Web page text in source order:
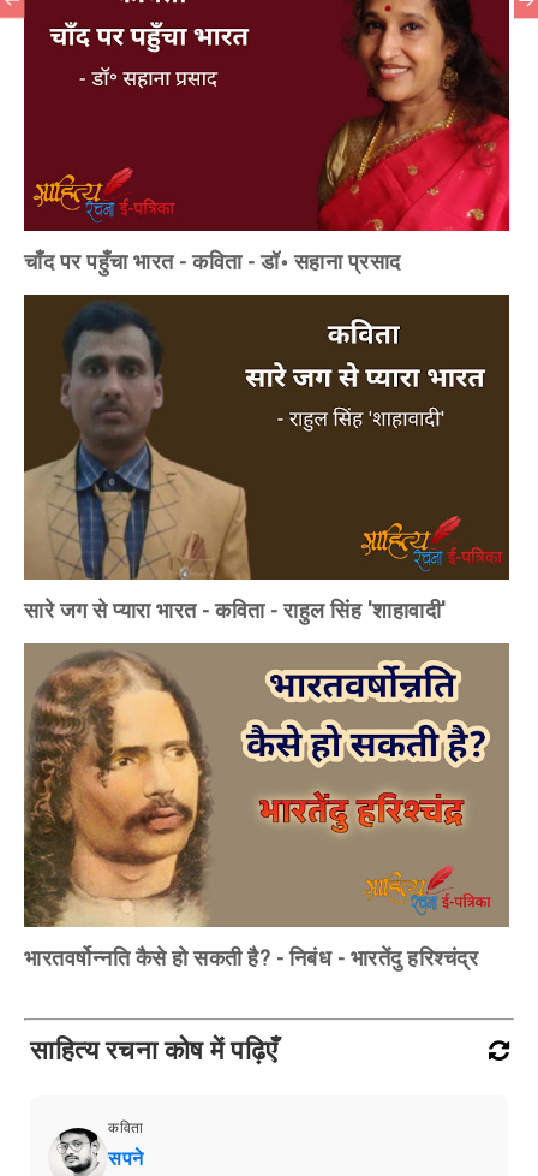
चाँद पर पहुँचा भारत - कविता - डॉ॰ सहाना प्रसाद
सारे जग से प्यारा भारत - कविता - राहुल सिंह 'शाहावादी'
भारतवर्षोन्नति कैसे हो सकती है? - निबंध - भारतेंदु हरिश्चंद्र
साहित्य रचना कोष में पढ़िएँ
कविता
सपने